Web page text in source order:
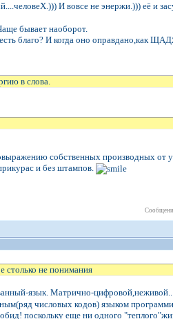
И вовсе не энержи.))) её и
бывает наоборот.
есть благо? И когда оно
в слова.
собственных производных от
и без штампов.
столько не понимания
язык. Матрично-
числовых кодов) языком
поскольку еще ни одного